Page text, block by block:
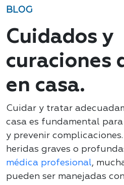
BLOG
Cuidados y
curaciones
en casa.
Cuidar y tratar
casa es fundamental
y prevenir
heridas graves o
médica profesional,
pueden ser manejadas